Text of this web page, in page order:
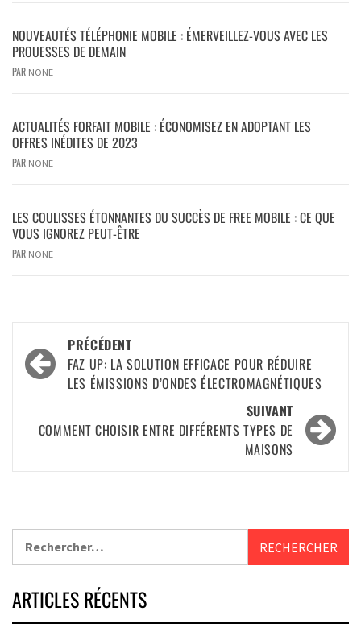
NOUVEAUTÉS TÉLÉPHONIE MOBILE : ÉMERVEILLEZ-VOUS AVEC LES
PROUESSES DE DEMAIN
PAR NONE
ACTUALITÉS FORFAIT MOBILE : ÉCONOMISEZ EN ADOPTANT LES
OFFRES INÉDITES DE 2023
PAR NONE
LES COULISSES ÉTONNANTES DU SUCCÈS DE FREE MOBILE : CE QUE
VOUS IGNOREZ PEUT-ÊTRE
PAR NONE
PRÉCÉDENT
FAZ UP: LA SOLUTION EFFICACE POUR RÉDUIRE
LES ÉMISSIONS D’ONDES ÉLECTROMAGNÉTIQUES
SUIVANT
COMMENT CHOISIR ENTRE DIFFÉRENTS TYPES DE
MAISONS
ARTICLES RÉCENTS